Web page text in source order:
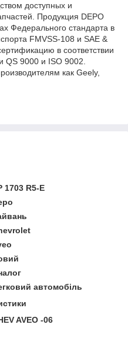
доступных и
Продукция DEPO
Федерального стандарта в
FMVSS-108 и SAE &
в соответствии
9000 и ISO 9002.
как Geely,
1703 R5-E
автомобіль
AVEO -06